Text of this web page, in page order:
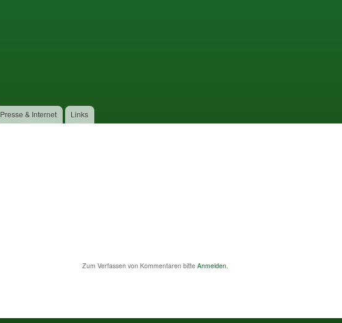
Presse & Internet Links
Zum Verfassen von Kommentaren bitte Anmelden.